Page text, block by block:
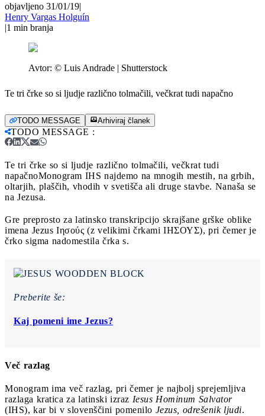
objavljeno 31/01/19|
Henry Vargas Holguín
|1 min branja
Avtor: © Luis Andrade | Shutterstock
Te tri črke so si ljudje različno tolmačili, večkrat tudi napačno
TODO MESSAGE Arhiviraj članek
TODO MESSAGE :
Te tri črke so si ljudje različno tolmačili, večkrat tudi
napačnoMonogram IHS najdemo na mnogih mestih, na grbih,
oltarjih, plaščih, vhodih v svetišča ali druge stavbe. Nanaša se
na Jezusa.
Gre preprosto za latinsko transkripcijo skrajšane grške oblike
imena Jezus Ιησούς (z velikimi črkami ΙΗΣΟΥΣ), pri čemer je
črko sigma nadomestila črka s.
Preberite še:
Kaj pomeni ime Jezus?
Več razlag
Monogram ima več razlag, pri čemer je najbolj sprejemljiva
razlaga kratica za latinski izraz Iesus Hominum Salvator
(IHS), kar bi v slovenščini pomenilo Jezus, odrešenik ljudi.